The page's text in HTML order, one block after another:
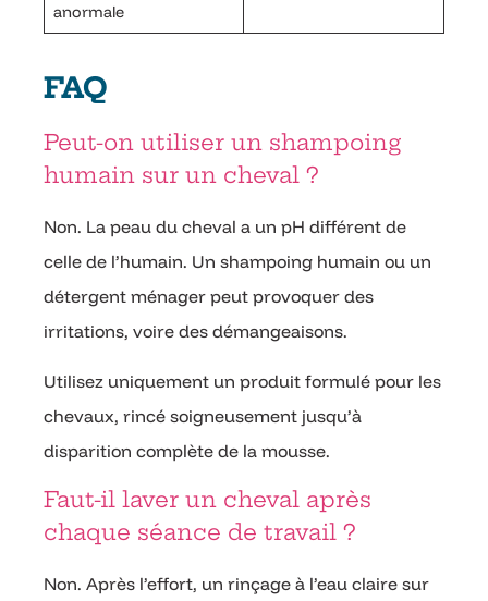
anormale
FAQ
Peut-on utiliser un shampoing
humain sur un cheval ?
Non. La peau du cheval a un pH différent de
celle de l’humain. Un shampoing humain ou un
détergent ménager peut provoquer des
irritations, voire des démangeaisons.
Utilisez uniquement un produit formulé pour les
chevaux, rincé soigneusement jusqu’à
disparition complète de la mousse.
Faut-il laver un cheval après
chaque séance de travail ?
Non. Après l’effort, un rinçage à l’eau claire sur